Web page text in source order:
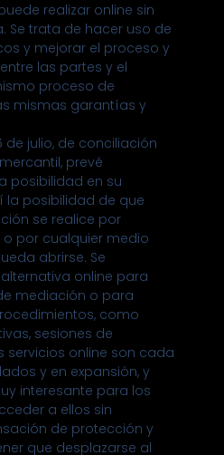
realizar online sin
Se trata de hacer uso de
y mejorar el proceso y
las partes y el
proceso de
mismas garantías y
de julio, de conciliación
prevé
posibilidad en su
la posibilidad de que
se realice por
por cualquier medio
abrirse. Se
online para
mediación o para
como
sesiones de
servicios online son cada
y en expansión, y
interesante para los
a ellos sin
de protección y
que desplazarse al